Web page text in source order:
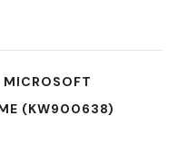
MICROSOFT
(KW900638)